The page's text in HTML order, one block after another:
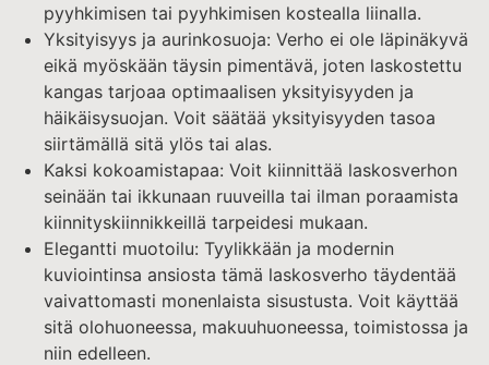
pyyhkimisen tai pyyhkimisen kostealla liinalla.
Yksityisyys ja aurinkosuoja: Verho ei ole läpinäkyvä
eikä myöskään täysin pimentävä, joten laskostettu
kangas tarjoaa optimaalisen yksityisyyden ja
häikäisysuojan. Voit säätää yksityisyyden tasoa
siirtämällä sitä ylös tai alas.
Kaksi kokoamistapaa: Voit kiinnittää laskosverhon
seinään tai ikkunaan ruuveilla tai ilman poraamista
kiinnityskiinnikkeillä tarpeidesi mukaan.
Elegantti muotoilu: Tyylikkään ja modernin
kuviointinsa ansiosta tämä laskosverho täydentää
vaivattomasti monenlaista sisustusta. Voit käyttää
sitä olohuoneessa, makuuhuoneessa, toimistossa ja
niin edelleen.